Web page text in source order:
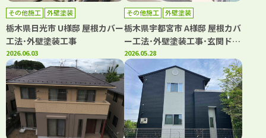
その他施工 外壁塗装
栃木県日光市 U様邸 屋根カバー
工法･外壁塗装工事
2026.06.03
その他施工 外壁塗装
栃木県宇都宮市 A様邸 屋根カバ
ー工法･外壁塗装工事･玄関ドア
リフォーム
2026.05.28